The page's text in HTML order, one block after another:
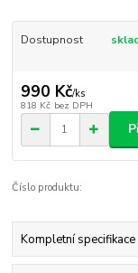
Dostupnost
990 Kč/ks
818 Kč bez DPH
Číslo produktu:
Kompletní specifikace